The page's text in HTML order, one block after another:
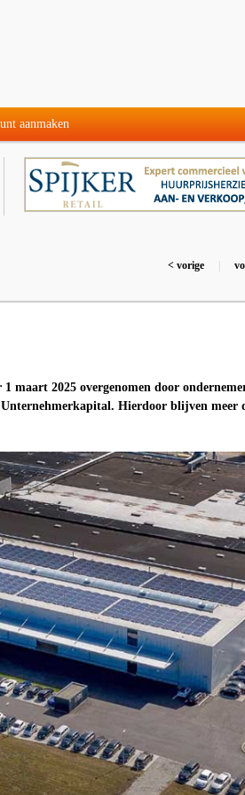
aanmaken
< vorige
maart 2025 overgenomen door
Hierdoor blijven meer